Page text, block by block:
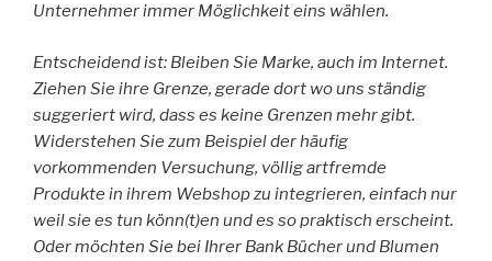
Unternehmer immer Möglichkeit eins wählen.
Entscheidend ist: Bleiben Sie Marke, auch im Internet.
Ziehen Sie ihre Grenze, gerade dort wo uns ständig
suggeriert wird, dass es keine Grenzen mehr gibt.
Widerstehen Sie zum Beispiel der häufig
vorkommenden Versuchung, völlig artfremde
Produkte in ihrem Webshop zu integrieren, einfach nur
weil sie es tun könn(t)en und es so praktisch erscheint.
Oder möchten Sie bei Ihrer Bank Bücher und Blumen